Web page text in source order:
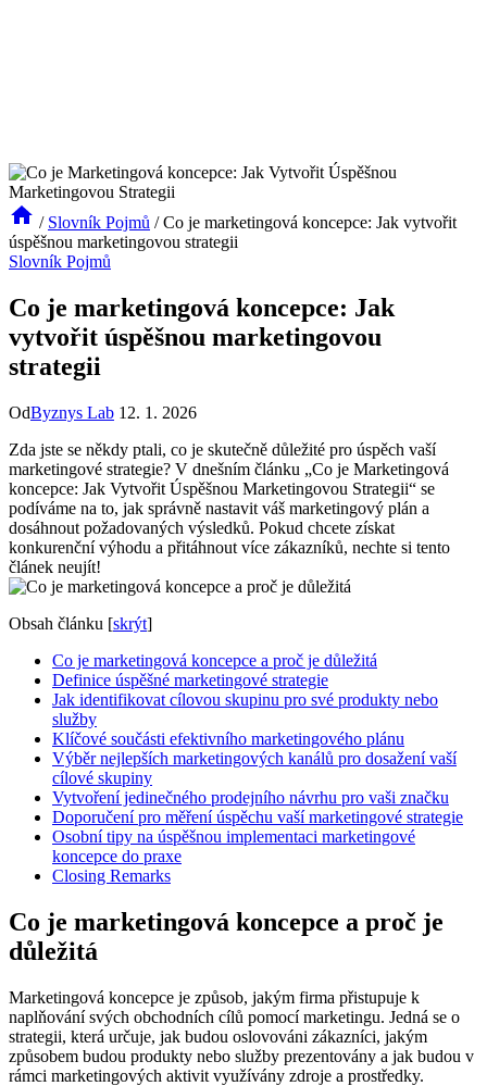
/ Slovník Pojmů / Co je marketingová koncepce: Jak vytvořit
úspěšnou marketingovou strategii
Slovník Pojmů
Co je marketingová koncepce: Jak
vytvořit úspěšnou marketingovou
strategii
OdByznys Lab 12. 1. 2026
Zda jste se někdy ptali, co je skutečně důležité pro úspěch vaší
marketingové strategie? V dnešním článku „Co je Marketingová
koncepce: Jak Vytvořit Úspěšnou Marketingovou Strategii“ se
podíváme na to, jak správně nastavit váš marketingový plán a
dosáhnout požadovaných výsledků. Pokud chcete získat
konkurenční výhodu a přitáhnout více zákazníků, nechte si tento
článek neujít!
Obsah článku [skrýt]
Co je marketingová koncepce a proč je důležitá
Definice úspěšné marketingové strategie
Jak identifikovat cílovou skupinu pro své produkty nebo
služby
Klíčové součásti efektivního marketingového plánu
Výběr nejlepších marketingových kanálů pro dosažení vaší
cílové skupiny
Vytvoření jedinečného prodejního návrhu pro vaši značku
Doporučení pro měření úspěchu vaší marketingové strategie
Osobní tipy na úspěšnou implementaci marketingové
koncepce do praxe
Closing Remarks
Co je marketingová koncepce a proč je
důležitá
Marketingová koncepce je způsob, jakým firma přistupuje k
naplňování svých obchodních cílů pomocí marketingu. Jedná se o
strategii, která určuje, jak budou oslovováni zákazníci, jakým
způsobem budou produkty nebo služby prezentovány a jak budou v
rámci marketingových aktivit využívány zdroje a prostředky.